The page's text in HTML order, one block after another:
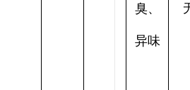
臭、
异味